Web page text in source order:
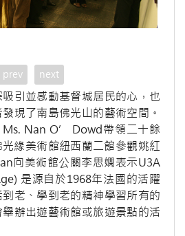
prev next
引並感動基督城居民的心，也
現了南島佛光山的藝術空間。
Ms. Nan O’ Dowd帶領二十餘
緣美術館紐西蘭二館參觀姚紅
向美術館公關李思嫻表示U3A
是源自於1968年法國的活躍
老、學到老的精神學習所有的
辦出遊藝術館或旅遊景點的活